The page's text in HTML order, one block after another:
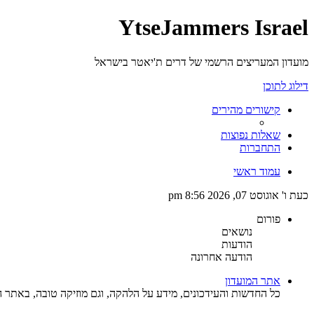
YtseJammers Israel
מועדון המעריצים הרשמי של דרים ת'יאטר בישראל
דילוג לתוכן
קישורים מהירים
שאלות נפוצות
התחברות
עמוד ראשי
כעת ו' אוגוסט 07, 2026 8:56 pm
פורום
נושאים
הודעות
הודעה אחרונה
אתר המועדון
כל החדשות והעידכונים, מידע על הלהקה, וגם מוזיקה טובה, באתר